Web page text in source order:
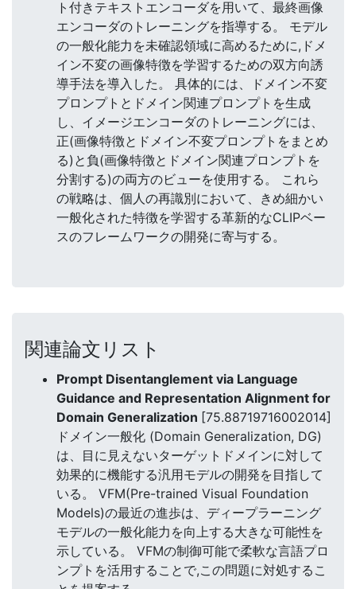
ト付きテキストエンコーダを用いて、最終画像
エンコーダのトレーニングを指導する。 モデル
の一般化能力を未確認領域に高めるために,ドメ
イン不変の画像特徴を学習するための双方向誘
導手法を導入した。 具体的には、ドメイン不変
プロンプトとドメイン関連プロンプトを生成
し、イメージエンコーダのトレーニングには、
正(画像特徴とドメイン不変プロンプトをまとめ
る)と負(画像特徴とドメイン関連プロンプトを
分割する)の両方のビューを使用する。 これら
の戦略は、個人の再識別において、きめ細かい
一般化された特徴を学習する革新的なCLIPベー
スのフレームワークの開発に寄与する。
関連論文リスト
Prompt Disentanglement via Language
Guidance and Representation Alignment for
Domain Generalization [75.88719716002014]
ドメイン一般化 (Domain Generalization, DG)
は、目に見えないターゲットドメインに対して
効果的に機能する汎用モデルの開発を目指して
いる。 VFM(Pre-trained Visual Foundation
Models)の最近の進歩は、ディープラーニング
モデルの一般化能力を向上する大きな可能性を
示している。 VFMの制御可能で柔軟な言語プロ
ンプトを活用することで,この問題に対処するこ